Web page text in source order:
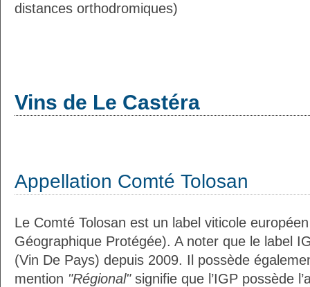
distances orthodromiques)
Vins de Le Castéra
Appellation Comté Tolosan
Le Comté Tolosan est un label viticole
Géographique Protégée). A noter que le label
(Vin De Pays) depuis 2009. Il possède
mention "Régional"signifie que l’IGP possède